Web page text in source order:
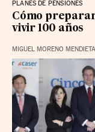
PLANES DE PENSIONES
Cómo
vivir 100 años
MIGUEL MORENO MENDIETA